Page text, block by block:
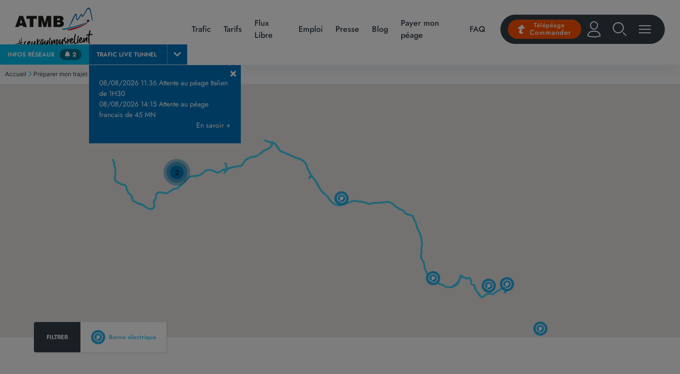
Trafic Tarifs
Flux
Libre
Emploi Presse Blog
Payer mon
péage
FAQ Télépéage
Commander
INFOS RÉSEAUX 2 TRAFIC LIVE TUNNEL
08/08/2026 11:36 Attente au péage Italien
de 1H30
08/08/2026 14:15 Attente au péage
francais de 45 MN
En savoir +
Accueil Préparer mon trajet
2
FILTRER Borne électrique